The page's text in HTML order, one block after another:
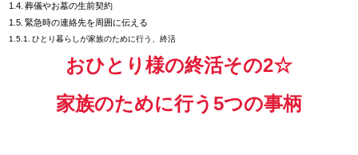
葬儀やお墓の生前契約
緊急時の連絡先を周囲に伝える
ひとり暮らしが家族のために行う、終活
おひとり様の終活その2☆
家族のために行う5つの事柄